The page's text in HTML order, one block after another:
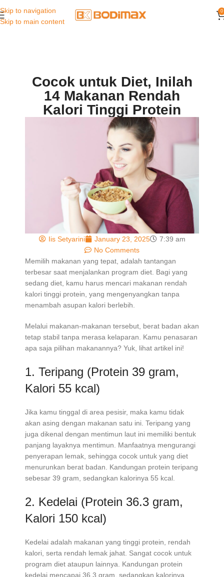
Skip to navigation
Skip to main content
0
Cocok untuk Diet, Inilah
14 Makanan Rendah
Kalori Tinggi Protein
Iis Setyarini January 23, 2025
7:39 am
No Comments
Memilih makanan yang tepat, adalah tantangan
terbesar saat menjalankan program diet. Bagi yang
sedang diet, kamu harus mencari makanan rendah
kalori tinggi protein, yang mengenyangkan tanpa
menambah asupan kalori berlebih.
Melalui makanan-makanan tersebut, berat badan akan
tetap stabil tanpa merasa kelaparan. Kamu penasaran
apa saja pilihan makanannya? Yuk, lihat artikel ini!
1. Teripang (Protein 39 gram,
Kalori 55 kcal)
Jika kamu tinggal di area pesisir, maka kamu tidak
akan asing dengan makanan satu ini. Teripang yang
juga dikenal dengan mentimun laut ini memiliki bentuk
panjang layaknya mentimun. Manfaatnya mengurangi
penyerapan lemak, sehingga cocok untuk yang diet
menurunkan berat badan. Kandungan protein teripang
sebesar 39 gram, sedangkan kalorinya 55 kcal.
2. Kedelai (Protein 36.3 gram,
Kalori 150 kcal)
Kedelai adalah makanan yang tinggi protein, rendah
kalori, serta rendah lemak jahat. Sangat cocok untuk
program diet ataupun lainnya. Kandungan protein
kedelai mencapai 36,3 gram, sedangkan kalorinya